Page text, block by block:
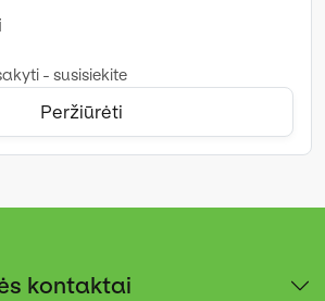
- susisiekite
Peržiūrėti
kontaktai